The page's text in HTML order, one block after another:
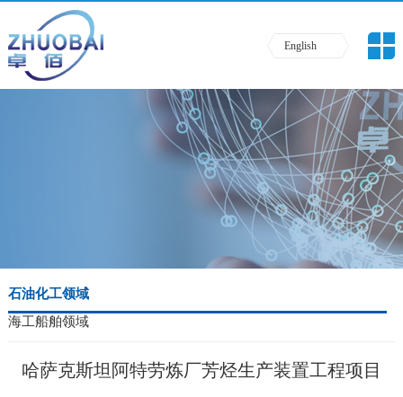
English
石油化工领域
海工船舶领域
哈萨克斯坦阿特劳炼厂芳烃生产装置工程项目